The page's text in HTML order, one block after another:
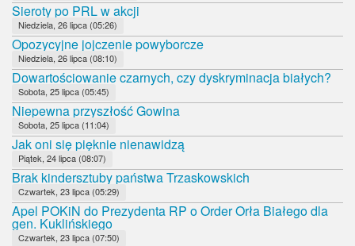
Sieroty po PRL w akcji
Niedziela, 26 lipca (05:26)
Opozycyjne jojczenie powyborcze
Niedziela, 26 lipca (08:10)
Dowartościowanie czarnych, czy dyskryminacja białych?
Sobota, 25 lipca (05:45)
Niepewna przyszłość Gowina
Sobota, 25 lipca (11:04)
Jak oni się pięknie nienawidzą
Piątek, 24 lipca (08:07)
Brak kindersztuby państwa Trzaskowskich
Czwartek, 23 lipca (05:29)
Apel POKiN do Prezydenta RP o Order Orła Białego dla
gen. Kuklińskiego
Czwartek, 23 lipca (07:50)